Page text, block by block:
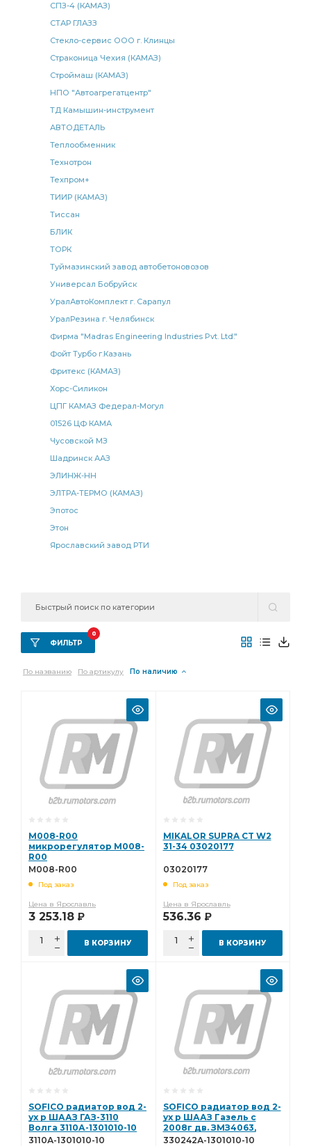
СПЗ-4 (КАМАЗ)
СТАР ГЛАЗЗ
Стекло-сервис ООО г. Клинцы
Страконица Чехия (КАМАЗ)
Строймаш (КАМАЗ)
НПО "Автоагрегатцентр"
ТД Камышин-инструмент
АВТОДЕТАЛЬ
Теплообменник
Технотрон
Техпром+
ТИИР (КАМАЗ)
Тиссан
БЛИК
ТОРК
Туймазинский завод автобетоновозов
Универсал Бобруйск
УралАвтоКомплект г. Сарапул
УралРезина г. Челябинск
Фирма "Madras Engineering Industries Pvt. Ltd."
Фойт Турбо г.Казань
Фритекс (КАМАЗ)
Хорс-Силикон
ЦПГ КАМАЗ Федерал-Могул
01526 ЦФ КАМА
Чусовской МЗ
Шадринск ААЗ
ЭЛИНЖ-НН
ЭЛТРА-ТЕРМО (КАМАЗ)
Эпотос
Этон
Ярославский завод РТИ
ФИЛЬТР
0
По названию По артикулу По наличию
M008-R00
микрорегулятор М008-
R00
М008-R00
Под заказ
Цена в Ярославль
3 253.18 Р
В КОРЗИНУ
MIKALOR SUPRA CT W2
31-34 03020177
03020177
Под заказ
Цена в Ярославль
536.36 Р
В КОРЗИНУ
SOFICO радиатор вод 2-
ух р ШААЗ ГАЗ-3110
Волга 3110А-1301010-10
3110А-1301010-10
SOFICO радиатор вод 2-
ух р ШААЗ Газель с
2008г дв. ЗМЗ4063,
УМЗ4216, до 2008г дв
330242А-1301010-10